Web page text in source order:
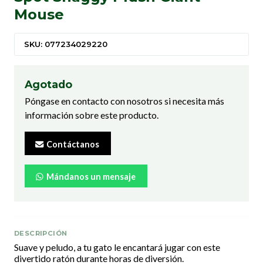
Mouse
SKU: 077234029220
Agotado
Póngase en contacto con nosotros si necesita más
información sobre este producto.
Contáctanos
Mándanos un mensaje
DESCRIPCIÓN
Suave y peludo, a tu gato le encantará jugar con este
divertido ratón durante horas de diversión.